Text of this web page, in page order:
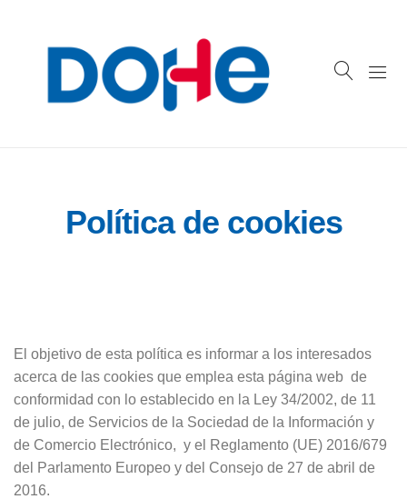
Política de cookies
El objetivo de esta política es informar a los interesados
acerca de las cookies que emplea esta página web de
conformidad con lo establecido en la Ley 34/2002, de 11
de julio, de Servicios de la Sociedad de la Información y
de Comercio Electrónico, y el Reglamento (UE) 2016/679
del Parlamento Europeo y del Consejo de 27 de abril de
2016.